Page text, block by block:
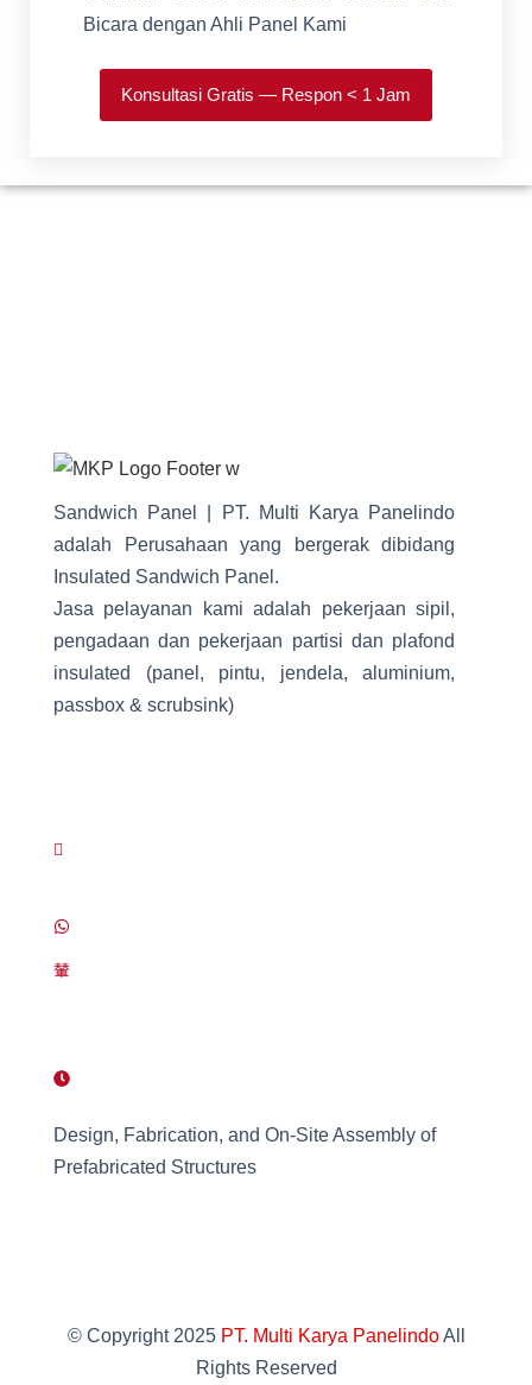
Bicara dengan Ahli Panel Kami
Konsultasi Gratis — Respon < 1 Jam
Sandwich Panel | PT. Multi Karya Panelindo
adalah Perusahaan yang bergerak dibidang
Insulated Sandwich Panel.
Jasa pelayanan kami adalah pekerjaan sipil,
pengadaan dan pekerjaan partisi dan plafond
insulated (panel, pintu, jendela, aluminium,
passbox & scrubsink)
Design, Fabrication, and On-Site Assembly of
Prefabricated Structures
© Copyright 2025 PT. Multi Karya PanelindoAll
Rights Reserved